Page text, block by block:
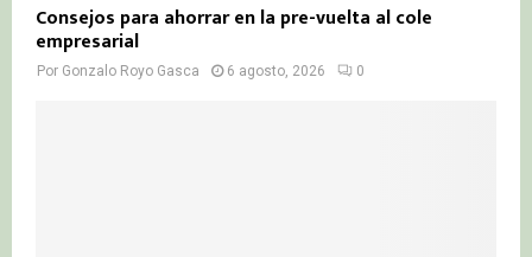
Consejos para ahorrar en la pre-vuelta al cole
empresarial
Por Gonzalo Royo Gasca 6 agosto, 2026 0